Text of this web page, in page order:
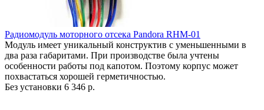
Радиомодуль моторного отсека Pandora RHM-01
Модуль имеет уникальный конструктив с уменьшенными в
два раза габаритами. При производстве была учтены
особенности работы под капотом. Поэтому корпус может
похвастаться хорошей герметичностью.
Без установки 6 346 р.